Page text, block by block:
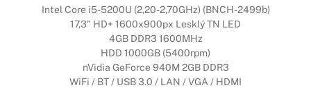
Intel Core i5-5200U (2,20-2,70GHz) (BNCH-2499b)
17,3" HD+ 1600x900px Lesklý TN LED
4GB DDR3 1600MHz
HDD 1000GB (5400rpm)
nVidia GeForce 940M 2GB DDR3
WiFi / BT / USB 3.0 / LAN / VGA / HDMI